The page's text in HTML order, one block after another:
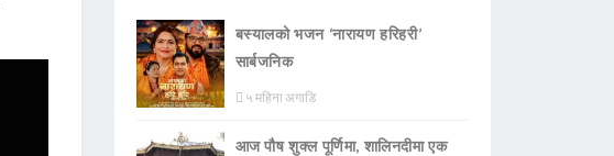
बस्यालको भजन ‘नारायण हरिहरी’
सार्बजनिक
५ महिना अगाडि
आज पौष शुक्ल पूर्णिमा, शालिनदीमा एक